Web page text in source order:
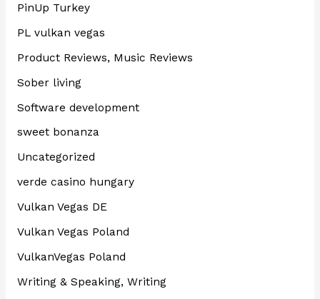
PinUp Turkey
PL vulkan vegas
Product Reviews, Music Reviews
Sober living
Software development
sweet bonanza
Uncategorized
verde casino hungary
Vulkan Vegas DE
Vulkan Vegas Poland
VulkanVegas Poland
Writing & Speaking, Writing